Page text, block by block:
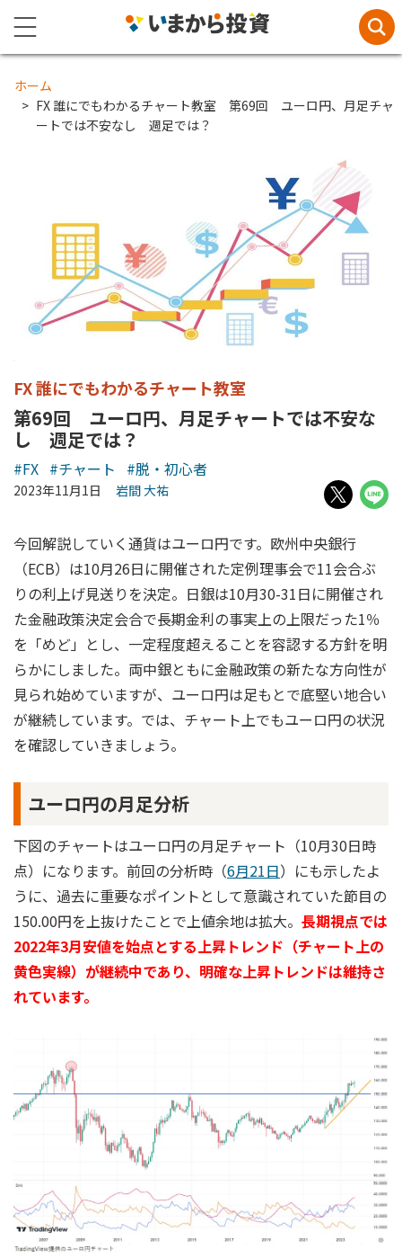
ホーム
FX 誰にでもわかるチャート教室 第69回 ユーロ円、月足チャ
ートでは不安なし 週足では？
FX 誰にでもわかるチャート教室
第69回 ユーロ円、月足チャートでは不安な
し 週足では？
#FX #チャート #脱・初心者
2023年11月1日 岩間 大祐
今回解説していく通貨はユーロ円です。欧州中央銀行
（ECB）は10月26日に開催された定例理事会で11会合ぶ
りの利上げ見送りを決定。日銀は10月30-31日に開催され
た金融政策決定会合で長期金利の事実上の上限だった1％
を「めど」とし、一定程度超えることを容認する方針を明
らかにしました。両中銀ともに金融政策の新たな方向性が
見られ始めていますが、ユーロ円は足もとで底堅い地合い
が継続しています。では、チャート上でもユーロ円の状況
を確認していきましょう。
ユーロ円の月足分析
下図のチャートはユーロ円の月足チャート（10月30日時
点）になります。前回の分析時（6月21日）にも示したよ
うに、過去に重要なポイントとして意識されていた節目の
150.00円を上抜けたことで上値余地は拡大。 長期視点では
2022年3月安値を始点とする上昇トレンド（チャート上の
黄色実線）が継続中であり、明確な上昇トレンドは維持さ
れています。